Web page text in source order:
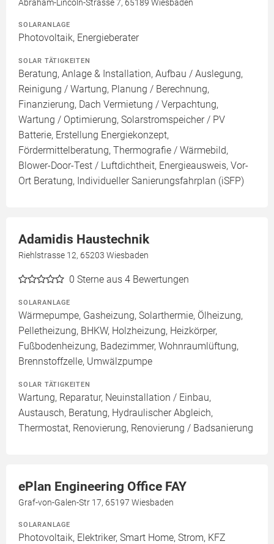
Abraham-Lincoln-Strasse 7, 65189 Wiesbaden
SOLARANLAGE
Photovoltaik, Energieberater
SOLAR TÄTIGKEITEN
Beratung, Anlage & Installation, Aufbau / Auslegung,
Reinigung / Wartung, Planung / Berechnung,
Finanzierung, Dach Vermietung / Verpachtung,
Wartung / Optimierung, Solarstromspeicher / PV
Batterie, Erstellung Energiekonzept,
Fördermittelberatung, Thermografie / Wärmebild,
Blower-Door-Test / Luftdichtheit, Energieausweis, Vor-
Ort Beratung, Individueller Sanierungsfahrplan (iSFP)
Adamidis Haustechnik
Riehlstrasse 12, 65203 Wiesbaden
0 Sterne aus 4 Bewertungen
SOLARANLAGE
Wärmepumpe, Gasheizung, Solarthermie, Ölheizung,
Pelletheizung, BHKW, Holzheizung, Heizkörper,
Fußbodenheizung, Badezimmer, Wohnraumlüftung,
Brennstoffzelle, Umwälzpumpe
SOLAR TÄTIGKEITEN
Wartung, Reparatur, Neuinstallation / Einbau,
Austausch, Beratung, Hydraulischer Abgleich,
Thermostat, Renovierung, Renovierung / Badsanierung
ePlan Engineering Office FAY
Graf-von-Galen-Str 17, 65197 Wiesbaden
SOLARANLAGE
Photovoltaik, Elektriker, Smart Home, Strom, KFZ